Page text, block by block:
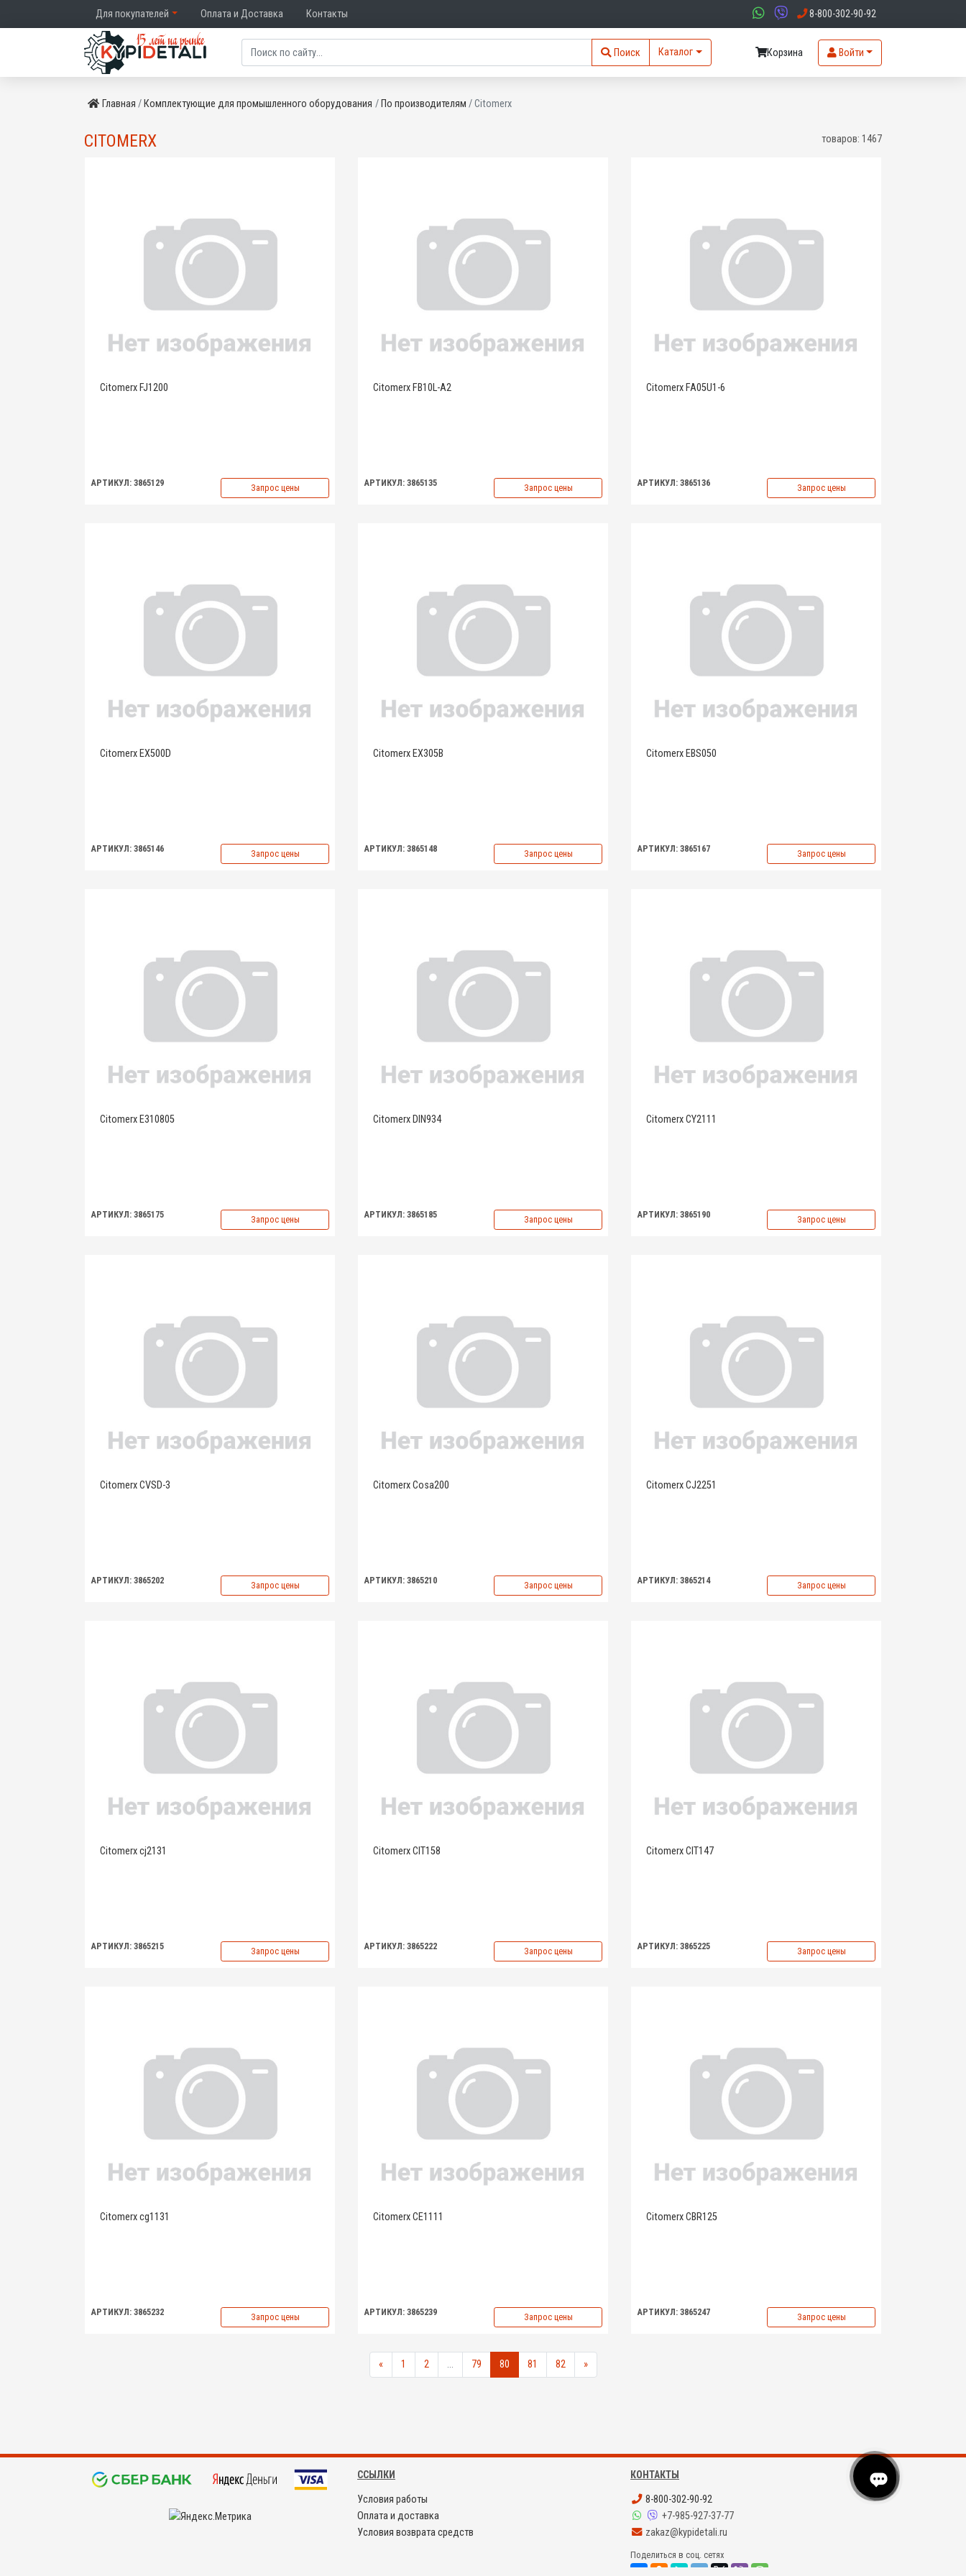
Для покупателей Оплата и Доставка Контакты 8-800-302-90-92
Поиск Каталог Корзина Войти
Главная Комплектующие для промышленного оборудования По производителям Citomerx
CITOMERX товаров: 1467
Citomerx FJ1200
АРТИКУЛ: 3865129 Запрос цены
Citomerx FB10L-A2
АРТИКУЛ: 3865135 Запрос цены
Citomerx FA05U1-6
АРТИКУЛ: 3865136 Запрос цены
Citomerx EX500D
АРТИКУЛ: 3865146 Запрос цены
Citomerx EX305B
АРТИКУЛ: 3865148 Запрос цены
Citomerx EBS050
АРТИКУЛ: 3865167 Запрос цены
Citomerx E310805
АРТИКУЛ: 3865175 Запрос цены
Citomerx DIN934
АРТИКУЛ: 3865185 Запрос цены
Citomerx CY2111
АРТИКУЛ: 3865190 Запрос цены
Citomerx CVSD-3
АРТИКУЛ: 3865202 Запрос цены
Citomerx Cosa200
АРТИКУЛ: 3865210 Запрос цены
Citomerx CJ2251
АРТИКУЛ: 3865214 Запрос цены
Citomerx cj2131
АРТИКУЛ: 3865215 Запрос цены
Citomerx CIT158
АРТИКУЛ: 3865222 Запрос цены
Citomerx CIT147
АРТИКУЛ: 3865225 Запрос цены
Citomerx cg1131
АРТИКУЛ: 3865232 Запрос цены
Citomerx CE1111
АРТИКУЛ: 3865239 Запрос цены
Citomerx CBR125
АРТИКУЛ: 3865247 Запрос цены
« 1 2 ... 79 80 81 82 »
ССЫЛКИ
Условия работы
Оплата и доставка
Условия возврата средств
КОНТАКТЫ
8-800-302-90-92
+7-985-927-37-77
zakaz@kypidetali.ru
Поделиться в соц. сетях